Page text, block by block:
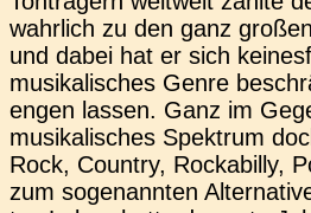
wahr­lich zu den ganz
und dabei hat er sich
musi­ka­li­sches Genre
engen lassen. Ganz im
musi­ka­li­sches Spek­trum
Rock, Coun­try, Rocka­bil­ly,
zum soge­nann­ten